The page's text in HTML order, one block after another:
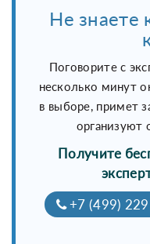
Не знаете
Поговорите с
несколько минут
в выборе, примет
организуют
Получите
+7 (499)